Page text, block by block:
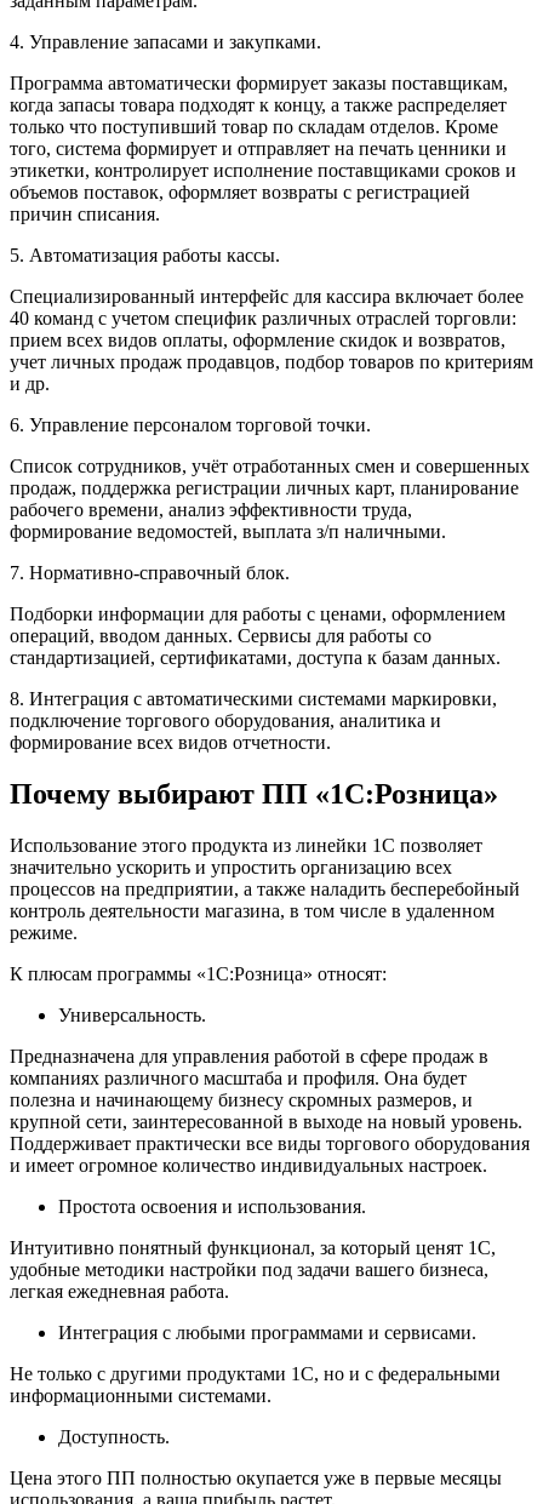
4. Управление запасами и закупками.
Программа автоматически формирует заказы поставщикам,
когда запасы товара подходят к концу, а также распределяет
только что поступивший товар по складам отделов. Кроме
того, система формирует и отправляет на печать ценники и
этикетки, контролирует исполнение поставщиками сроков и
объемов поставок, оформляет возвраты с регистрацией
причин списания.
5. Автоматизация работы кассы.
Специализированный интерфейс для кассира включает более
40 команд с учетом специфик различных отраслей торговли:
прием всех видов оплаты, оформление скидок и возвратов,
учет личных продаж продавцов, подбор товаров по критериям
и др.
6. Управление персоналом торговой точки.
Список сотрудников, учёт отработанных смен и совершенных
продаж, поддержка регистрации личных карт, планирование
рабочего времени, анализ эффективности труда,
формирование ведомостей, выплата з/п наличными.
7. Нормативно-справочный блок.
Подборки информации для работы с ценами, оформлением
операций, вводом данных. Сервисы для работы со
стандартизацией, сертификатами, доступа к базам данных.
8. Интеграция с автоматическими системами маркировки,
подключение торгового оборудования, аналитика и
формирование всех видов отчетности.
Почему выбирают ПП «1С:Розница»
Использование этого продукта из линейки 1С позволяет
значительно ускорить и упростить организацию всех
процессов на предприятии, а также наладить бесперебойный
контроль деятельности магазина, в том числе в удаленном
режиме.
К плюсам программы «1С:Розница» относят:
Универсальность.
Предназначена для управления работой в сфере продаж в
компаниях различного масштаба и профиля. Она будет
полезна и начинающему бизнесу скромных размеров, и
крупной сети, заинтересованной в выходе на новый уровень.
Поддерживает практически все виды торгового оборудования
и имеет огромное количество индивидуальных настроек.
Простота освоения и использования.
Интуитивно понятный функционал, за который ценят 1С,
удобные методики настройки под задачи вашего бизнеса,
легкая ежедневная работа.
Интеграция с любыми программами и сервисами.
Не только с другими продуктами 1С, но и с федеральными
информационными системами.
Доступность.
Цена этого ПП полностью окупается уже в первые месяцы
использования, а ваша прибыль растет.